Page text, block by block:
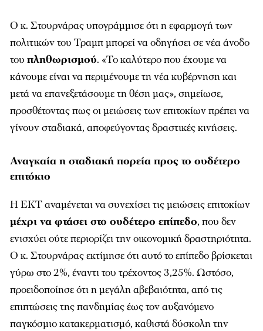
Ο κ. Στουρνάρας υπογράμμισε ότι η εφαρμογή των
πολιτικών του Τραμπ μπορεί να οδηγήσει σε νέα άνοδο
του πληθωρισμού. «Το καλύτερο που έχουμε να
κάνουμε είναι να περιμένουμε τη νέα κυβέρνηση και
μετά να επανεξετάσουμε τη θέση μας», σημείωσε,
προσθέτοντας πως οι μειώσεις των επιτοκίων πρέπει να
γίνουν σταδιακά, αποφεύγοντας δραστικές κινήσεις.
Αναγκαία η σταδιακή πορεία προς το ουδέτερο
επιτόκιο
Η ΕΚΤ αναμένεται να συνεχίσει τις μειώσεις επιτοκίων
μέχρι να φτάσει στο ουδέτερο επίπεδο, που δεν
ενισχύει ούτε περιορίζει την οικονομική δραστηριότητα.
Ο κ. Στουρνάρας εκτίμησε ότι αυτό το επίπεδο βρίσκεται
γύρω στο 2%, έναντι του τρέχοντος 3,25%. Ωστόσο,
προειδοποίησε ότι η μεγάλη αβεβαιότητα, από τις
επιπτώσεις της πανδημίας έως τον αυξανόμενο
παγκόσμιο κατακερματισμό, καθιστά δύσκολη την